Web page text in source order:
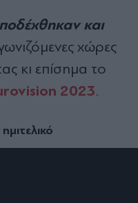
και
χώρες
κι επίσημα το
2023.